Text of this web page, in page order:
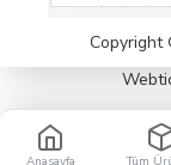
Copyright
Anasayfa Tüm